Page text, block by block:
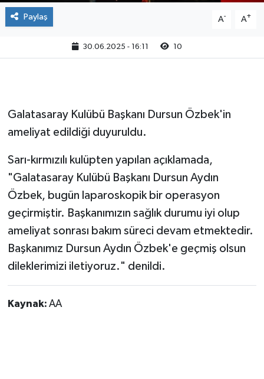
Paylaş A- A+
30.06.2025 - 16:11 10
Galatasaray Kulübü Başkanı Dursun Özbek'in
ameliyat edildiği duyuruldu.
Sarı-kırmızılı kulüpten yapılan açıklamada,
"Galatasaray Kulübü Başkanı Dursun Aydın
Özbek, bugün laparoskopik bir operasyon
geçirmiştir. Başkanımızın sağlık durumu iyi olup
ameliyat sonrası bakım süreci devam etmektedir.
Başkanımız Dursun Aydın Özbek'e geçmiş olsun
dileklerimizi iletiyoruz." denildi.
Kaynak: AA